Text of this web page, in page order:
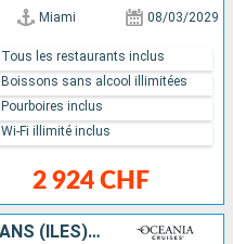
Miami 08/03/2029
2 924 CHF
Tous les restaurants inclus
Boissons sans alcool illimitées
Pourboires inclus
Wi-Fi illimité inclus
MEXIQUE, ÉTATS-UNIS, CAÏMANS (ÎLES), BELIZE, HONDURAS